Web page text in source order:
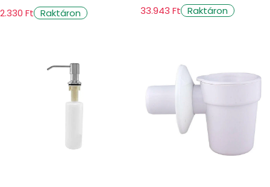
2.330 Ft Raktáron 33.943 Ft Raktáron